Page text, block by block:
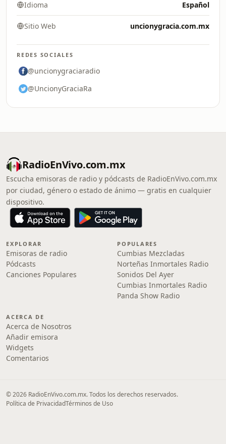
Idioma Español
Sitio Web uncionygracia.com.mx
REDES SOCIALES
@uncionygraciaradio
@UncionyGraciaRa
RadioEnVivo.com.mx
Escucha emisoras de radio y pódcasts de RadioEnVivo.com.mx
por ciudad, género o estado de ánimo — gratis en cualquier
dispositivo.
EXPLORAR
Emisoras de radio
Pódcasts
Canciones Populares
POPULARES
Cumbias Mezcladas
Norteñas Inmortales Radio
Sonidos Del Ayer
Cumbias Inmortales Radio
Panda Show Radio
ACERCA DE
Acerca de Nosotros
Añadir emisora
Widgets
Comentarios
© 2026 RadioEnVivo.com.mx. Todos los derechos reservados.
Política de PrivacidadTérminos de Uso